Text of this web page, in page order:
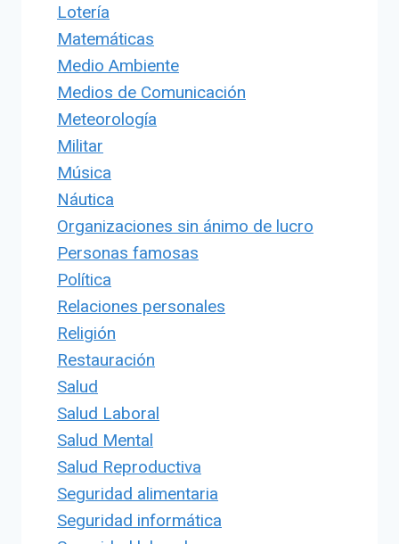
Lotería
Matemáticas
Medio Ambiente
Medios de Comunicación
Meteorología
Militar
Música
Náutica
Organizaciones sin ánimo de lucro
Personas famosas
Política
Relaciones personales
Religión
Restauración
Salud
Salud Laboral
Salud Mental
Salud Reproductiva
Seguridad alimentaria
Seguridad informática